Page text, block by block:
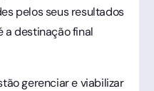
pelos seus resultados
a destinação final
gerenciar e viabilizar